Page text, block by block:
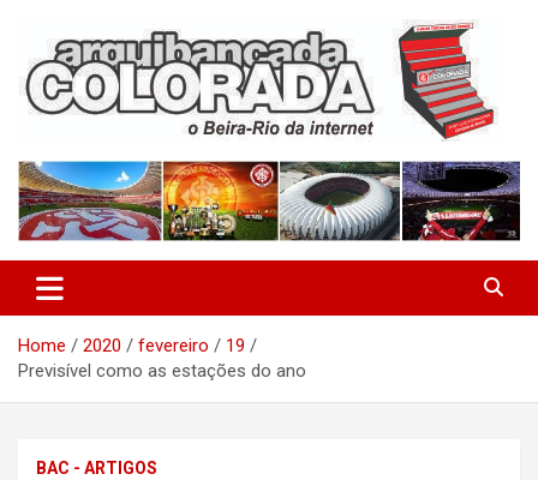
content
Arquibancada Colorada
Home 2020 fevereiro
19
Previsível como as estações do ano
BAC - ARTIGOS